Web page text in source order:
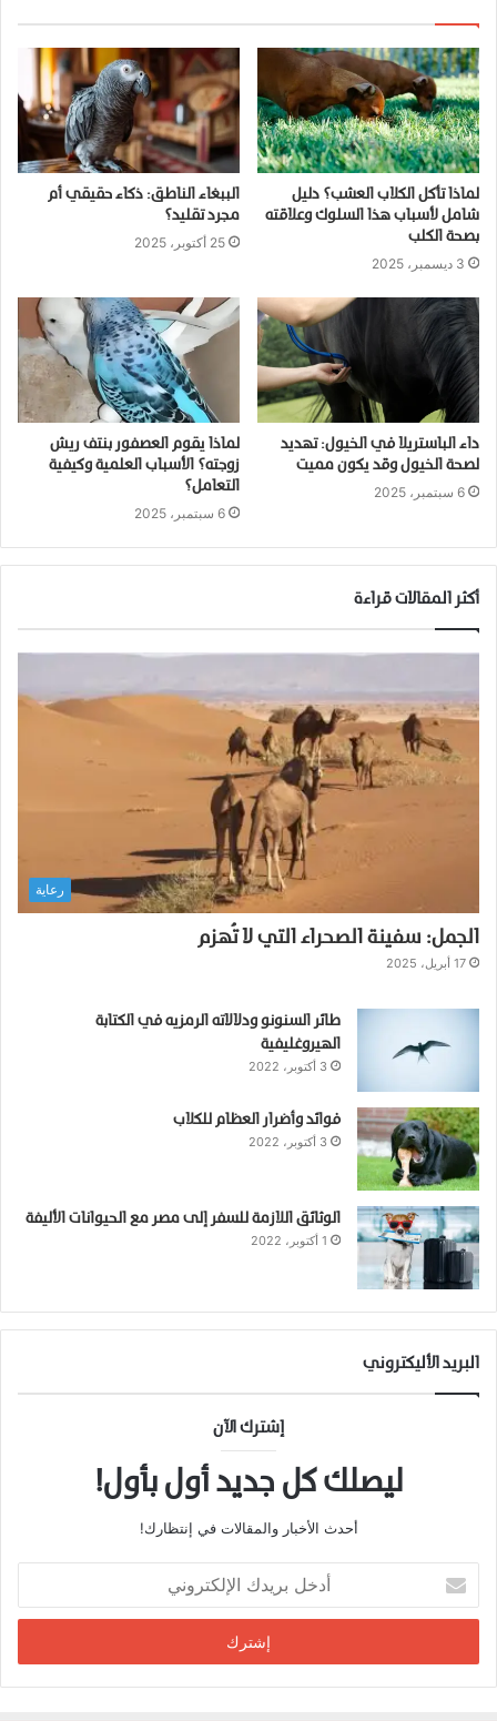
لماذا تأكل الكلاب العشب؟ دليل
شامل لأسباب هذا السلوك وعلاقته
بصحة الكلب
3 ديسمبر، 2025
الببغاء الناطق: ذكاء حقيقي أم
مجرد تقليد؟
25 أكتوبر، 2025
داء الباستريلا في الخيول: تهديد
لصحة الخيول وقد يكون مميت
6 سبتمبر، 2025
لماذا يقوم العصفور بنتف ريش
زوجته؟ الأسباب العلمية وكيفية
التعامل؟
6 سبتمبر، 2025
أكثر المقالات قراءة
رعاية
الجمل: سفينة الصحراء التي لا تُهزم
17 أبريل، 2025
طائر السنونو ودلالاته الرمزيه في الكتابة
الهيروغليفية
3 أكتوبر، 2022
فوائد وأضرار العظام للكلاب
3 أكتوبر، 2022
الوثائق اللازمة للسفر إلى مصر مع الحيوانات الأليفة
1 أكتوبر، 2022
البريد الأليكتروني
إشترك الآن
ليصلك كل جديد أول بأول!
أحدث الأخبار والمقالات في إنتظارك!
بريدك
الإلكتروني